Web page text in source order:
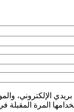
الإلكتروني،
المرة المقبلة